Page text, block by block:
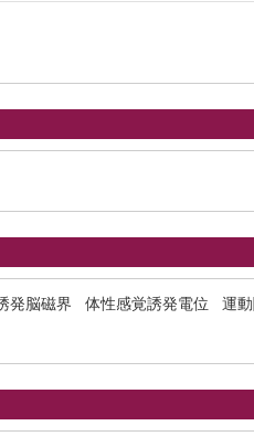
発脳磁界 体性感覚誘発電位
運